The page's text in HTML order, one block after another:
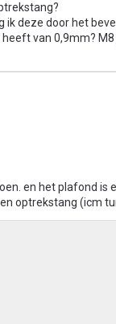
ik deze door het
van 0,9mm? M8
en het plafond is
optrekstang (icm